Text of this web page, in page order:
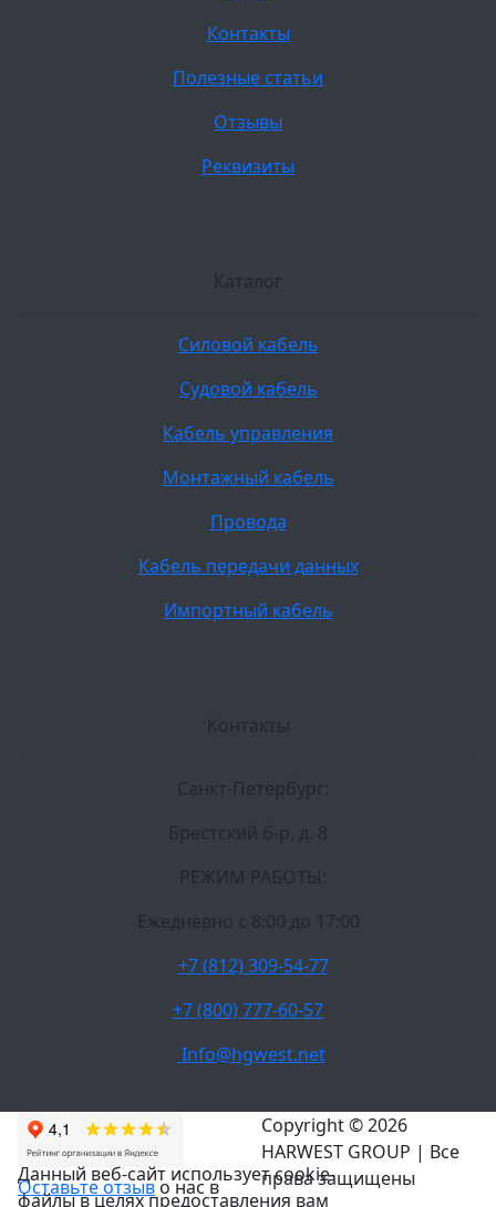
Контакты
Полезные статьи
Отзывы
Реквизиты
Каталог
Силовой кабель
Судовой кабель
Кабель управления
Монтажный кабель
Провода
Кабель передачи данных
Импортный кабель
Контакты
Санкт-Петербург:
Брестский б-р, д. 8
РЕЖИМ РАБОТЫ:
Ежедневно c 8:00 до 17:00
+7 (812) 309-54-77
+7 (800) 777-60-57
Info@hgwest.net
Оставьте отзыво нас в
Copyright © 2026
HARWEST GROUP | Все
права защищены
Данный веб-сайт использует cookie-
файлы в целях предоставления вам